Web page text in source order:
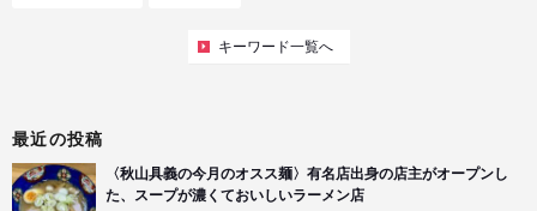
キーワード一覧へ
最近の投稿
〈秋山具義の今月のオスス麺〉有名店出身の店主がオープンし
た、スープが濃くておいしいラーメン店